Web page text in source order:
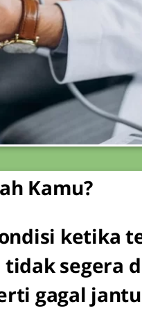
Kamu?
ketika
segera
gagal